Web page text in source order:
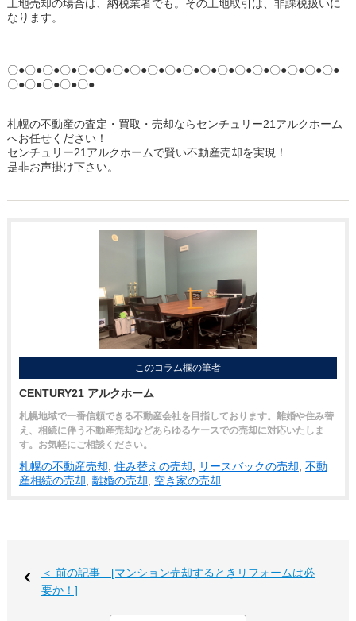
土地売却の場合は、納税業者でも。その土地取引は、非課税扱いに
なります。
〇●〇●〇●〇●〇●〇●〇●〇●〇●〇●〇●〇●〇●〇●〇●〇●〇●〇●〇●
〇●〇●〇●〇●〇●
札幌の不動産の査定・買取・売却ならセンチュリー21アルクホーム
へお任せください！
センチュリー21アルクホームで賢い不動産売却を実現！
是非お声掛け下さい。
このコラム欄の筆者
CENTURY21 アルクホーム
札幌地域で一番信頼できる不動産会社を目指しております。離婚や住み替
え、相続に伴う不動産売却などあらゆるケースでの売却に対応いたしま
す。お気軽にご相談ください。
札幌の不動産売却 住み替えの売却 リースバックの売却 不動
産相続の売却 離婚の売却 空き家の売却
＜ 前の記事 [マンション売却するときリフォームは必
要か！]